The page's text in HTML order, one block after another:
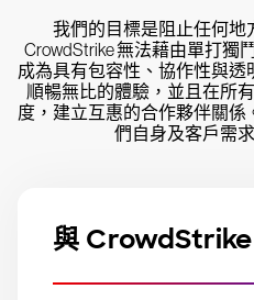
我們的目標是阻止任何地
CrowdStrike 無法藉由單打獨
成為具有包容性、協作性與
順暢無比的體驗，並且在所
度，建立互惠的合作夥伴關
們自身及客戶需
與 CrowdStrike